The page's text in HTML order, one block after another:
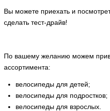
Вы можете приехать и
сделать тест-драйв!
По вашему желанию можем
ассортимента:
велосипеды для детей;
велосипеды для подростков;
велосипеды для взрослых.